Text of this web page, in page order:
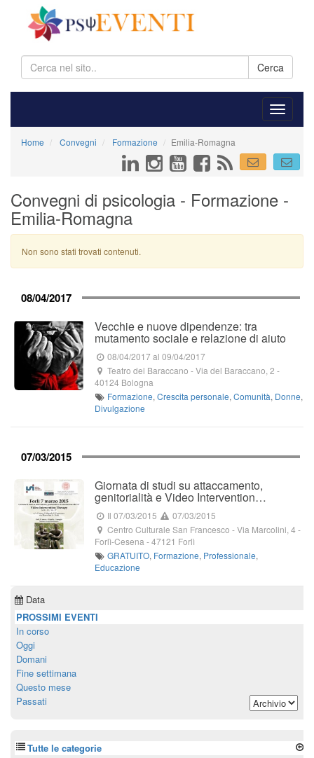
Cerca
Home Convegni Formazione Emilia-Romagna
Convegni di psicologia - Formazione -
Emilia-Romagna
Non sono stati trovati contenuti.
08/04/2017
Vecchie e nuove dipendenze: tra
mutamento sociale e relazione di aiuto
08/04/2017 al 09/04/2017
Teatro del Baraccano -Via del Baraccano, 2 -
40124 Bologna
Formazione,Crescita personale,Comunità, Donne,
Divulgazione
07/03/2015
Giornata di studi su attaccamento,
genitorialità e Video Intervention…
Il 07/03/2015
07/03/2015
Centro Culturale San Francesco -Via Marcolini, 4 -
Forlì-Cesena -47121 Forlì
GRATUITO, Formazione, Professionale,
Educazione
Data
PROSSIMI EVENTI
In corso
Oggi
Domani
Fine settimana
Questo mese
Passati
Tutte le categorie